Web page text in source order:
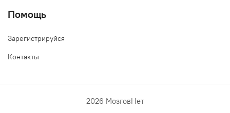
Помощь
Зарегистрируйся
Контакты
2026 МозговНет